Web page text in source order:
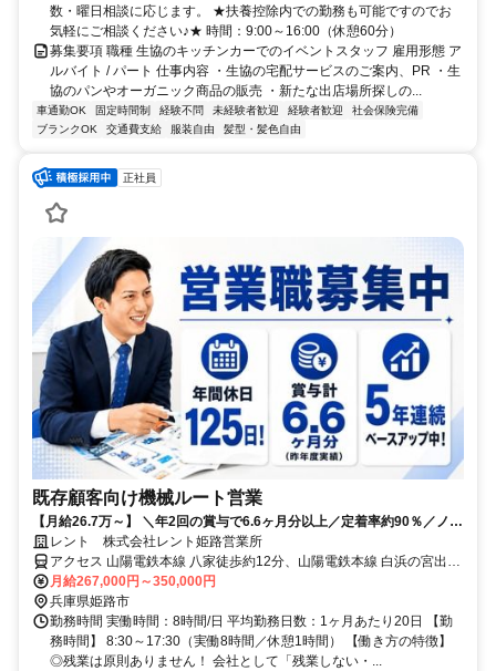
数・曜日相談に応じます。 ★扶養控除内での勤務も可能ですのでお
気軽にご相談ください♪★ 時間：9:00～16:00（休憩60分）
募集要項 職種 生協のキッチンカーでのイベントスタッフ 雇用形態 ア
ルバイト / パート 仕事内容 ・生協の宅配サービスのご案内、PR ・生
協のパンやオーガニック商品の販売 ・新たな出店場所探しの...
車通勤OK 固定時間制 経験不問 未経験者歓迎 経験者歓迎
社会保険完備
ブランクOK
交通費支給 服装自由 髪型・髪色自由
正社員
既存顧客向け機械ルート営業
【月給26.7万～】 ＼年2回の賞与で6.6ヶ月分以上／定着率約90％／ノル
マ無し×完全週休2日制で働きやすい！
レント 株式会社レント姫路営業所
アクセス 山陽電鉄本線 八家徒歩約12分、山陽電鉄本線 白浜の宮出入
口2徒歩約25分、山陽電鉄本線 的形徒歩約32分 「半田IC」から車で
約10分 「上ゲ駅」から車で約5分※車・バイク通勤OK
月給267,000円～350,000円
兵庫県姫路市
勤務時間 実働時間：8時間/日 平均勤務日数：1ヶ月あたり20日 【勤
務時間】 8:30～17:30（実働8時間／休憩1時間） 【働き方の特徴】
◎残業は原則ありません！ 会社として「残業しない・...